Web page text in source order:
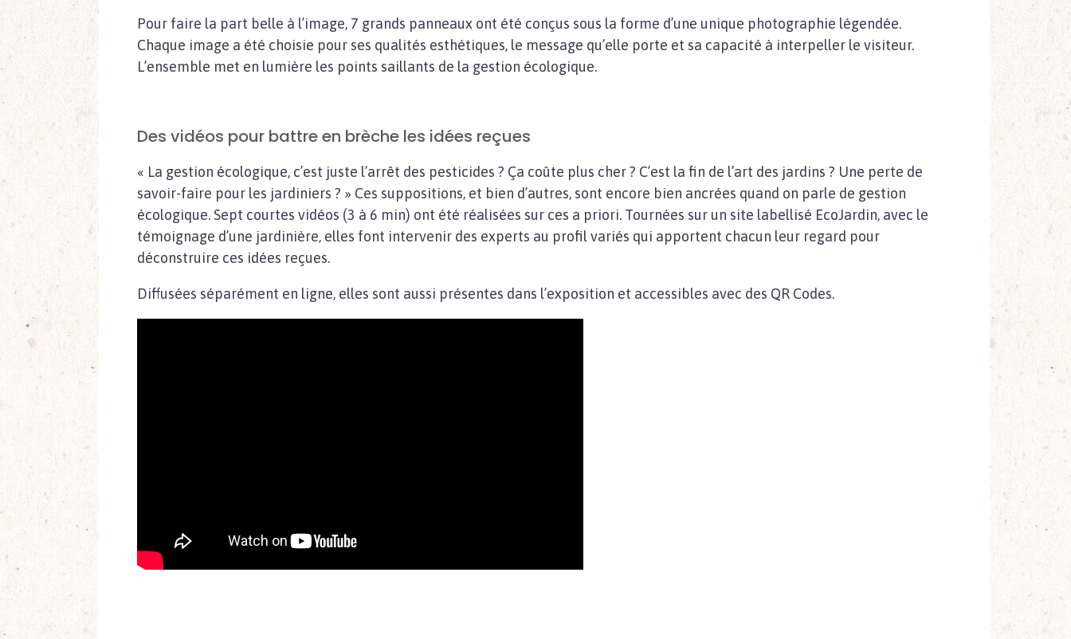
Pour faire la part belle à l’image, 7 grands panneaux ont été conçus sous la forme d’une unique photographie légendée.
Chaque image a été choisie pour ses qualités esthétiques, le message qu’elle porte et sa capacité à interpeller le visiteur.
L’ensemble met en lumière les points saillants de la gestion écologique.
Des vidéos pour battre en brèche les idées reçues
« La gestion écologique, c’est juste l’arrêt des pesticides ? Ça coûte plus cher ? C’est la fin de l’art des jardins ? Une perte de
savoir-faire pour les jardiniers ? » Ces suppositions, et bien d’autres, sont encore bien ancrées quand on parle de gestion
écologique. Sept courtes vidéos (3 à 6 min) ont été réalisées sur ces a priori. Tournées sur un site labellisé EcoJardin, avec le
témoignage d’une jardinière, elles font intervenir des experts au profil variés qui apportent chacun leur regard pour
déconstruire ces idées reçues.
Diffusées séparément en ligne, elles sont aussi présentes dans l’exposition et accessibles avec des QR Codes.